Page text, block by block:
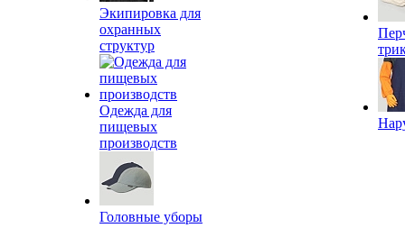
Экипировка для
охранных
структур
Одежда для
пищевых
производств
Головные уборы